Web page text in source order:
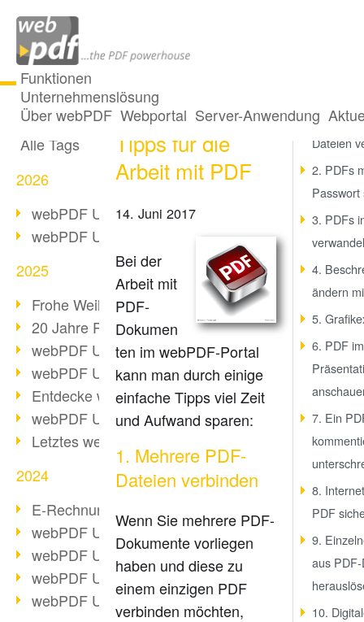
Funktionen
Unternehmenslösung
Über webPDF Webportal Server-Anwendung
Alle Beiträge
Alle Tags
2026
webPDF Update 10.0.5
webPDF Update 10.0.4
2025
Frohe Weihnachten & Auszeit
20 Jahre PDF/A
webPDF Update 10.0.3
webPDF Update 10.0.2
Entdecke webPDF 10
webPDF Update 9.0.0.3655
Letztes webPDF 8 Update
2024
E-Rechnungsstellung ab 2025
webPDF Update 9.0.0.3584
webPDF Update 9.0.0.3479
webPDF Update 9.0.0.3361
webPDF Update 9.0.0.3264
10 hilfreiche
Tipps für die
Arbeit mit PDF
14. Juni 2017
Bei der
Arbeit mit
PDF-
Dokumen
ten im webPDF-Portal
kann man durch einige
einfache Tipps viel Zeit
und Aufwand sparen:
1. Mehrere PDF-
Dateien verbinden
Wenn Sie mehrere PDF-
Dokumente vorliegen
haben und diese zu
einem einzigen PDF
verbinden möchten,
1.
Dateien
2. PDFs
Passwort
3. PDFs
4.
ändern
5.
6. PDF im
7. Ein
8.
PDF
9.
aus
10.